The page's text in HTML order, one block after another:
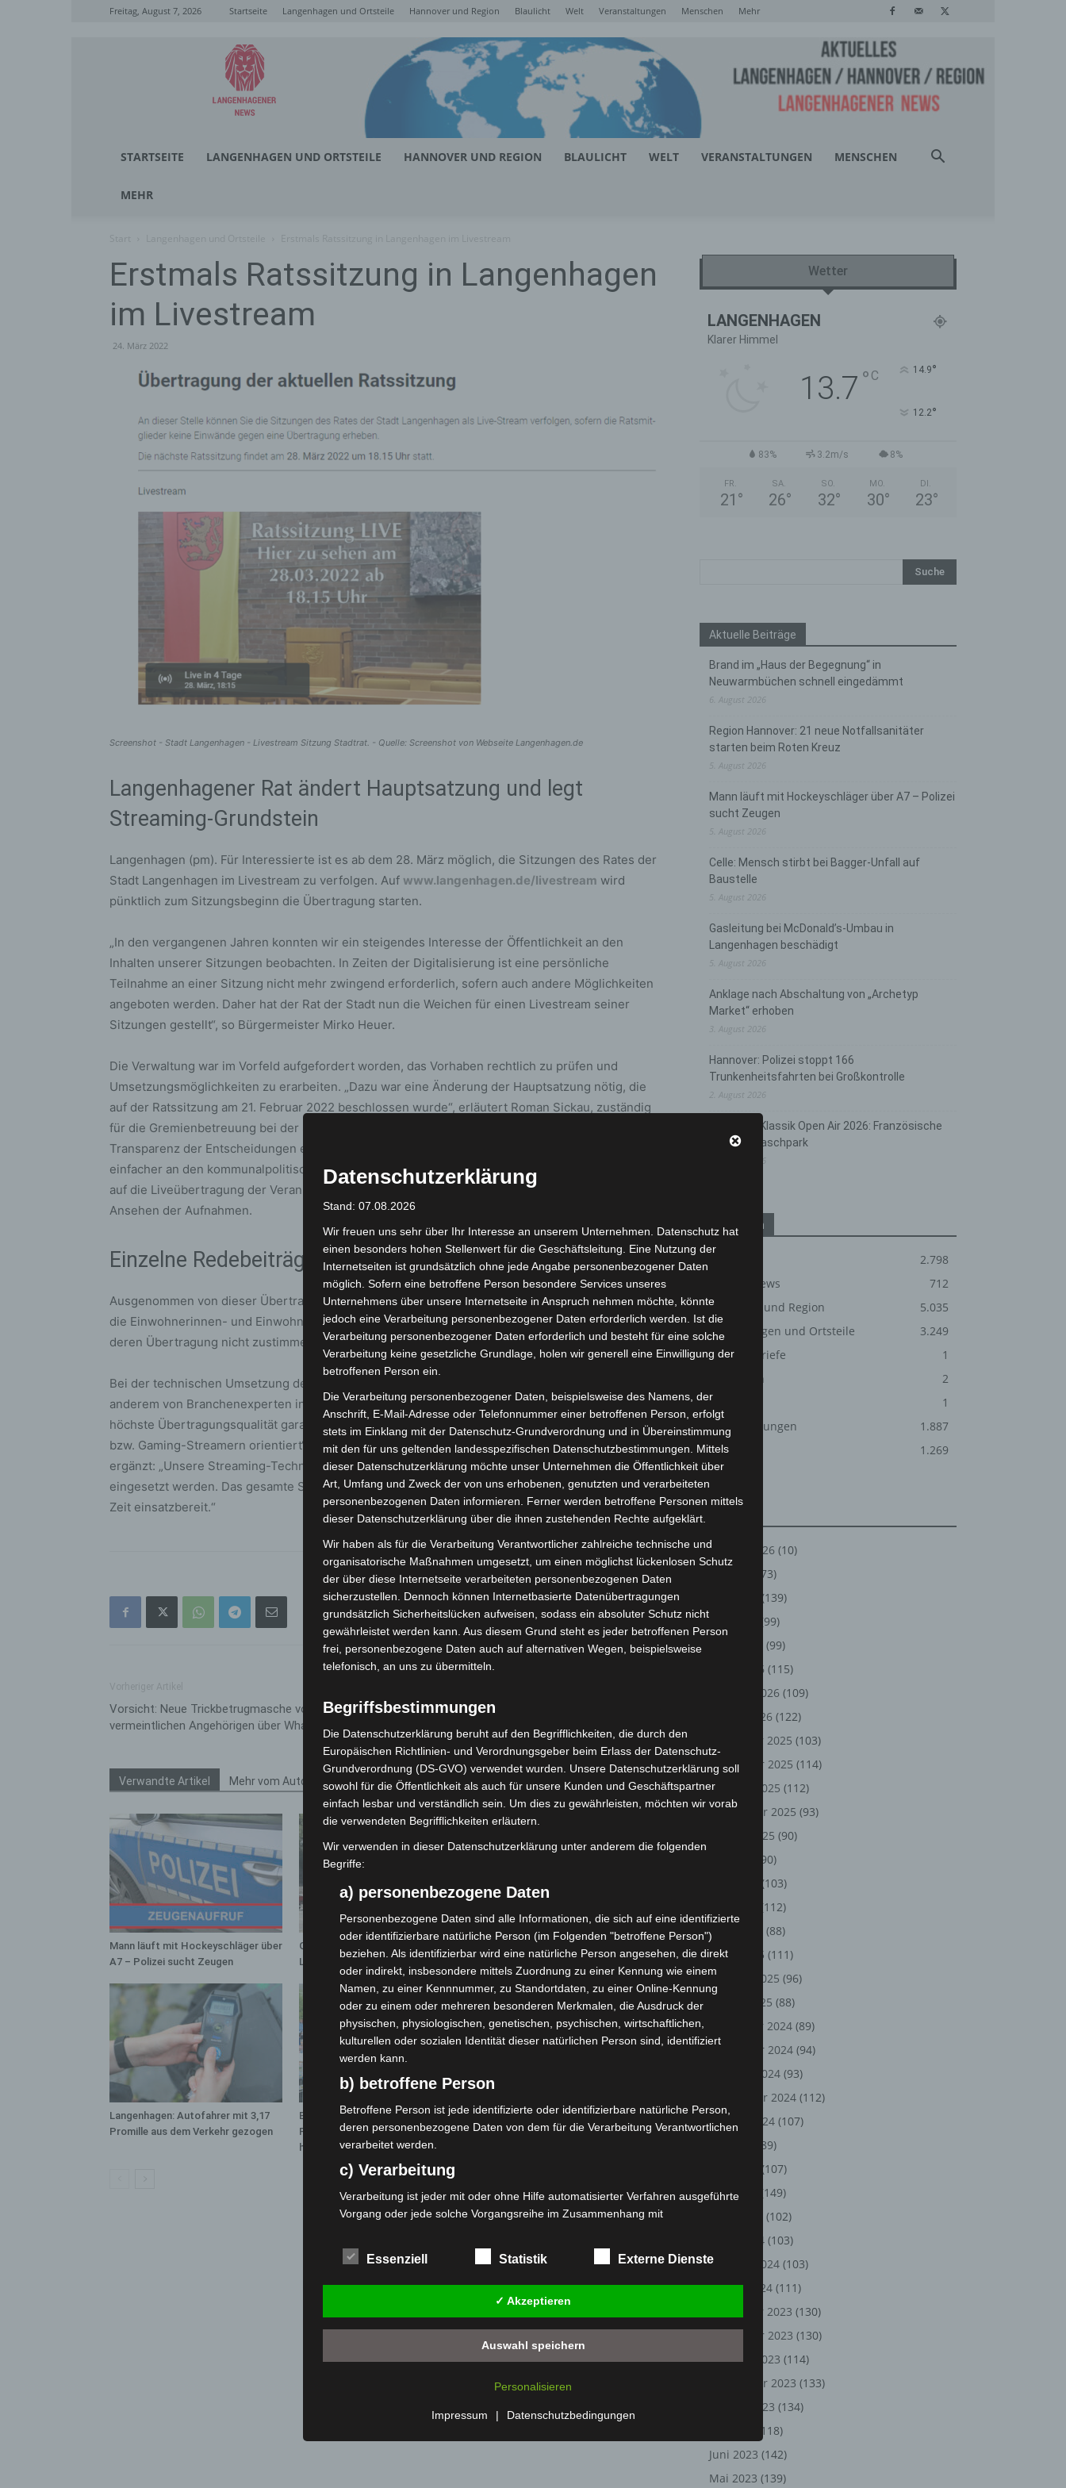
Freitag, August 7, 2026 Startseite Langenhagen und Ortsteile Hannover und Region Blaulicht Welt Veranstaltungen Menschen Mehr
Langenhagener
News
STARTSEITE LANGENHAGEN UND ORTSTEILE HANNOVER UND REGION BLAULICHT WELT VERANSTALTUNGEN MENSCHEN
MEHR
Erstmals Ratssitzung in Langenhagen
im Livestream
24. März 2022
Screenshot - Stadt Langenhagen - Livestream Sitzung Stadtrat. - Quelle: Screenshot von Webseite Langenhagen.de
Langenhagener Rat ändert Hauptsatzung und legt
Streaming-Grundstein
Langenhagen (pm). Für Interessierte ist es ab dem 28. März möglich, die Sitzungen des Rates der
Stadt Langenhagen im Livestream zu verfolgen. Auf www.langenhagen.de/livestream wird
pünktlich zum Sitzungsbeginn die Übertragung starten.
„In den vergangenen Jahren konnten wir ein steigendes Interesse der Öffentlichkeit an den
Inhalten unserer Sitzungen beobachten. In Zeiten der Digitalisierung ist eine persönliche
Teilnahme an einer Sitzung nicht mehr zwingend erforderlich, sofern auch andere Möglichkeiten
angeboten werden. Daher hat der Rat der Stadt nun die Weichen für einen Livestream seiner
Sitzungen gestellt“, so Bürgermeister Mirko Heuer.
Die Verwaltung war im Vorfeld aufgefordert worden, das Vorhaben rechtlich zu prüfen und
Umsetzungsmöglichkeiten zu erarbeiten. „Dazu war eine Änderung der Hauptsatzung nötig, die
auf der Ratssitzung am 21. Februar 2022 beschlossen wurde“, erläutert Roman Sickau, zuständig
für die Gremienbetreuung bei der Stadtverwaltung. „Mit dieser neuen Möglichkeit werde die
Transparenz der Entscheidungen erhöht und die Einwohnerinnen und Einwohner können
einfacher an den kommunalpolitischen Themen teilhaben“. Der gefasste Beschluss bezieht sich
auf die Liveübertragung der Veranstaltung, nicht jedoch auf die Speicherung zum späteren
Ansehen der Aufnahmen.
Einzelne Redebeiträge sind eventuell ausgenommen
Ausgenommen von dieser Übertragung sind neben dem nichtöffentlichen Teil einer Sitzung auch
die Einwohnerinnen- und Einwohner-Fragestunde, sowie Redebeiträge von Ratsmitgliedern, die
deren Übertragung nicht zustimmen.
Bei der technischen Umsetzung der Liveübertragung hat sich die Stadt Langenhagen unter
anderem von Branchenexperten inspirieren lassen. „Wir verwenden Standard-Equipment, das die
höchste Übertragungsqualität garantiert. Dabei haben wir uns auch an erfolgreichen YouTube-
bzw. Gaming-Streamern orientiert“, erklärt Chief Digital Officer der Stadt René Glembotzky, und
ergänzt: „Unsere Streaming-Technik kann nicht nur für Ratssitzungen, sondern universell
eingesetzt werden. Das gesamte Studio passt in einen Rollkoffer und ist innerhalb von kürzester
Zeit einsatzbereit.“
Vorsicht: Neue Trickbetrugmasche von
vermeintlichen Angehörigen über WhatsApp
Auch Langenhagener Feuerwehr unterstützt bei
Verwandte Artikel Mehr vom Autor
Mann läuft mit Hockeyschläger über
A7 – Polizei sucht Zeugen
Gasleitung bei McDonald’s-Umbau in
Langenhagen beschädigt
Hannover Klassik Open Air 2026:
Französische Oper im Maschpark
Langenhagen: Autofahrer mit 3,17
Promille aus dem Verkehr gezogen
Blaulichtmeile Langenhagen 2026:
Polizei, Feuerwehr und Rettung
hautnah erleben
Polizei Langenhagen testet
Aufnahme von Anzeigen per
Wetter
LANGENHAGEN
Klarer Himmel
13.7 ° C 14.9°
12.2°
83% 3.2m/s 8%
FR.
21 °
SA.
26°
SO.
32°
MO.
30°
DI.
23°
Aktuelle Beiträge
Brand im „Haus der Begegnung“ in
Neuwarmbüchen schnell eingedämmt
6. August 2026
Region Hannover: 21 neue Notfallsanitäter
starten beim Roten Kreuz
5. August 2026
Mann läuft mit Hockeyschläger über A7 – Polizei
sucht Zeugen
5. August 2026
Celle: Mensch stirbt bei Bagger-Unfall auf
Baustelle
5. August 2026
Gasleitung bei McDonald’s-Umbau in
Langenhagen beschädigt
5. August 2026
Anklage nach Abschaltung von „Archetyp
Market“ erhoben
3. August 2026
Hannover: Polizei stoppt 166
Trunkenheitsfahrten bei Großkontrolle
2. August 2026
Hannover Klassik Open Air 2026: Französische
Oper im Maschpark
Kategorien
2.798
Corona-News
712
Hannover und Region
5.035
Langenhagen und Ortsteile
3.249
Leserbriefe
1
Menschen
2
Über uns
1
Veranstaltungen
1.887
Welt
1.269
August 2026 (10)
(73)
(139)
(99)
(99)
März 2026 (115)
Februar 2026 (109)
Januar 2026 (122)
Dezember 2025 (103)
November 2025 (114)
Oktober 2025 (112)
September 2025 (93)
August 2025 (90)
(90)
(103)
(112)
April 2025
(88)
März 2025 (111)
Februar 2025 (96)
Januar 2025 (88)
Dezember 2024 (89)
November 2024 (94)
Oktober 2024 (93)
September 2024 (112)
August 2024 (107)
(89)
(107)
Mai 2024
(149)
(102)
März 2024 (103)
Februar 2024 (103)
Januar 2024 (111)
Dezember 2023 (130)
November 2023 (130)
Oktober 2023 (114)
September 2023 (133)
August 2023 (134)
(118)
Juni 2023 (142)
Mai 2023 (139)
Datenschutzerklärung
Stand: 07.08.2026
Wir freuen uns sehr über Ihr Interesse an unserem Unternehmen. Datenschutz hat
einen besonders hohen Stellenwert für die Geschäftsleitung. Eine Nutzung der
Internetseiten ist grundsätzlich ohne jede Angabe personenbezogener Daten
möglich. Sofern eine betroffene Person besondere Services unseres
Unternehmens über unsere Internetseite in Anspruch nehmen möchte, könnte
jedoch eine Verarbeitung personenbezogener Daten erforderlich werden. Ist die
Verarbeitung personenbezogener Daten erforderlich und besteht für eine solche
Verarbeitung keine gesetzliche Grundlage, holen wir generell eine Einwilligung der
betroffenen Person ein.
Die Verarbeitung personenbezogener Daten, beispielsweise des Namens, der
Anschrift, E-Mail-Adresse oder Telefonnummer einer betroffenen Person, erfolgt
stets im Einklang mit der Datenschutz-Grundverordnung und in Übereinstimmung
mit den für uns geltenden landesspezifischen Datenschutzbestimmungen. Mittels
dieser Datenschutzerklärung möchte unser Unternehmen die Öffentlichkeit über
Art, Umfang und Zweck der von uns erhobenen, genutzten und verarbeiteten
personenbezogenen Daten informieren. Ferner werden betroffene Personen mittels
dieser Datenschutzerklärung über die ihnen zustehenden Rechte aufgeklärt.
Wir haben als für die Verarbeitung Verantwortlicher zahlreiche technische und
organisatorische Maßnahmen umgesetzt, um einen möglichst lückenlosen Schutz
der über diese Internetseite verarbeiteten personenbezogenen Daten
sicherzustellen. Dennoch können Internetbasierte Datenübertragungen
grundsätzlich Sicherheitslücken aufweisen, sodass ein absoluter Schutz nicht
gewährleistet werden kann. Aus diesem Grund steht es jeder betroffenen Person
frei, personenbezogene Daten auch auf alternativen Wegen, beispielsweise
telefonisch, an uns zu übermitteln.
Begriffsbestimmungen
Die Datenschutzerklärung beruht auf den Begrifflichkeiten, die durch den
Europäischen Richtlinien- und Verordnungsgeber beim Erlass der Datenschutz-
Grundverordnung (DS-GVO) verwendet wurden. Unsere Datenschutzerklärung soll
sowohl für die Öffentlichkeit als auch für unsere Kunden und Geschäftspartner
einfach lesbar und verständlich sein. Um dies zu gewährleisten, möchten wir vorab
die verwendeten Begrifflichkeiten erläutern.
Wir verwenden in dieser Datenschutzerklärung unter anderem die folgenden
Begriffe:
a) personenbezogene Daten
Personenbezogene Daten sind alle Informationen, die sich auf eine identifizierte
oder identifizierbare natürliche Person (im Folgenden "betroffene Person")
beziehen. Als identifizierbar wird eine natürliche Person angesehen, die direkt
oder indirekt, insbesondere mittels Zuordnung zu einer Kennung wie einem
Namen, zu einer Kennnummer, zu Standortdaten, zu einer Online-Kennung
oder zu einem oder mehreren besonderen Merkmalen, die Ausdruck der
physischen, physiologischen, genetischen, psychischen, wirtschaftlichen,
kulturellen oder sozialen Identität dieser natürlichen Person sind, identifiziert
werden kann.
b) betroffene Person
Betroffene Person ist jede identifizierte oder identifizierbare natürliche Person,
deren personenbezogene Daten von dem für die Verarbeitung Verantwortlichen
verarbeitet werden.
c) Verarbeitung
Verarbeitung ist jeder mit oder ohne Hilfe automatisierter Verfahren ausgeführte
Vorgang oder jede solche Vorgangsreihe im Zusammenhang mit
das Ordnen, die Speicherung, die Anpassung oder Veränderung, das Auslesen,
das Abfragen, die Verwendung, die Offenlegung durch Übermittlung, Verbreitung
oder eine andere Form der Bereitstellung, den Abgleich oder die Verknüpfung,
die Einschränkung, das Löschen oder die Vernichtung.
d) Einschränkung der Verarbeitung
Einschränkung der Verarbeitung ist die Markierung gespeicherter
Profiling ist jede Art der automatisierten Verarbeitung personenbezogener
Daten, die darin besteht, dass diese personenbezogenen Daten verwendet
werden, um bestimmte persönliche Aspekte, die sich auf eine natürliche Person
Essenziell Statistik Externe Dienste
✓ Akzeptieren
Auswahl speichern
Personalisieren
Impressum | Datenschutzbedingungen